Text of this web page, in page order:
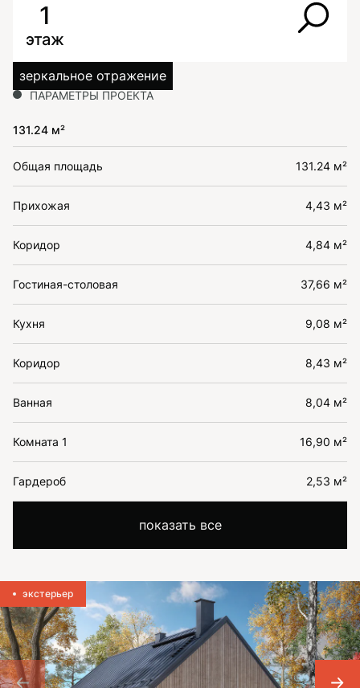
1
этаж
зеркальное отражение
ПАРАМЕТРЫ ПРОЕКТА
131.24 м²
Общая площадь 131.24 м²
Прихожая 4,43 м²
Коридор 4,84 м²
Гостиная-столовая 37,66 м²
Кухня 9,08 м²
Коридор 8,43 м²
Ванная 8,04 м²
Комната 1 16,90 м²
Гардероб 2,53 м²
показать все
экстерьер